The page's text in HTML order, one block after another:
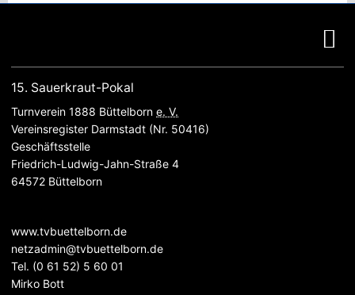
15. Sauerkraut-Pokal
Turnverein 1888 Büttelborn e. V.
Vereinsregister Darmstadt (Nr. 50416)
Geschäftsstelle
Friedrich-Ludwig-Jahn-Straße 4
64572 Büttelborn
www.tvbuettelborn.de
netzadmin@tvbuettelborn.de
Tel. (0 61 52) 5 60 01
Mirko Bott